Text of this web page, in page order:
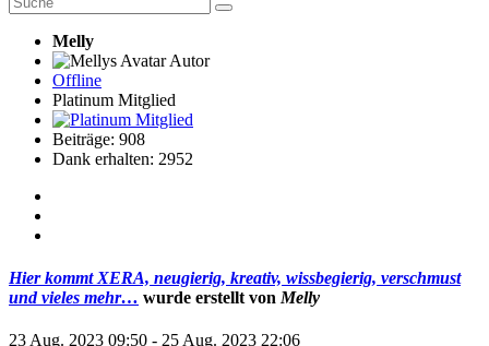
Melly
Autor
Offline
Platinum Mitglied
Beiträge: 908
Dank erhalten: 2952
Hier kommt XERA, neugierig, kreativ, wissbegierig, verschmust
und vieles mehr… wurde erstellt von Melly
23 Aug. 2023 09:50 - 25 Aug. 2023 22:06